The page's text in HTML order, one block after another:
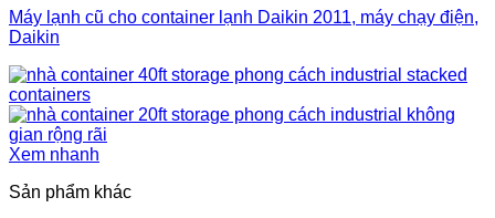
Máy lạnh cũ cho container lạnh Daikin 2011, máy chạy điện,
Daikin
Xem nhanh
Sản phẩm khác